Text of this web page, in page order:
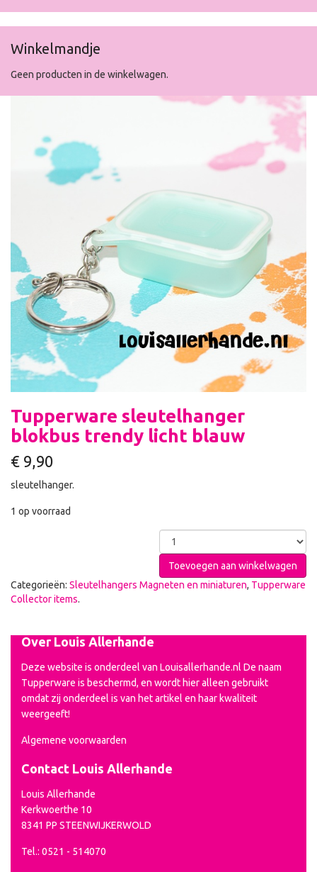
Winkelmandje
Geen producten in de winkelwagen.
Tupperware sleutelhanger
blokbus trendy licht blauw
€ 9,90
sleutelhanger.
1 op voorraad
Toevoegen aan winkelwagen
Categorieën: Sleutelhangers Magneten en miniaturen, Tupperware
Collector items.
Over Louis Allerhande
Deze website is onderdeel van Louisallerhande.nl De naam
Tupperware is beschermd, en wordt hier alleen gebruikt
omdat zij onderdeel is van het artikel en haar kwaliteit
weergeeft!
Algemene voorwaarden
Contact Louis Allerhande
Louis Allerhande
Kerkwoerthe 10
8341 PP STEENWIJKERWOLD
Tel.: 0521 - 514070